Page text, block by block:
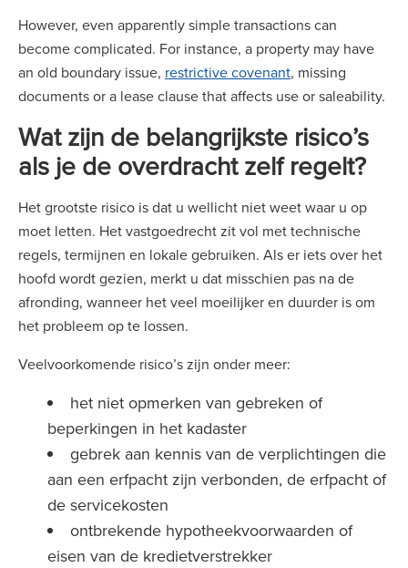
However, even apparently simple transactions can
become complicated. For instance, a property may have
an old boundary issue, restrictive covenant, missing
documents or a lease clause that affects use or saleability.
Wat zijn de belangrijkste risico’s
als je de overdracht zelf regelt?
Het grootste risico is dat u wellicht niet weet waar u op
moet letten. Het vastgoedrecht zit vol met technische
regels, termijnen en lokale gebruiken. Als er iets over het
hoofd wordt gezien, merkt u dat misschien pas na de
afronding, wanneer het veel moeilijker en duurder is om
het probleem op te lossen.
Veelvoorkomende risico’s zijn onder meer:
het niet opmerken van gebreken of
beperkingen in het kadaster
gebrek aan kennis van de verplichtingen die
aan een erfpacht zijn verbonden, de erfpacht of
de servicekosten
ontbrekende hypotheekvoorwaarden of
eisen van de kredietverstrekker